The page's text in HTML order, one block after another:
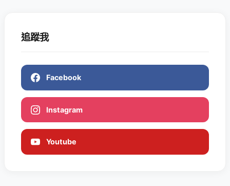
追蹤我
Facebook
Instagram
Youtube